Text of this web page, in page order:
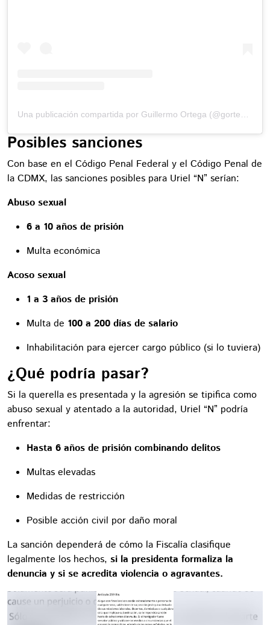
Posibles sanciones
Con base en el Código Penal Federal y el Código Penal de
la CDMX, las sanciones posibles para Uriel “N” serían:
Abuso sexual
6 a 10 años de prisión
Multa económica
Acoso sexual
1 a 3 años de prisión
Multa de 100 a 200 días de salario
Inhabilitación para ejercer cargo público (si lo tuviera)
¿Qué podría pasar?
Si la querella es presentada y la agresión se tipifica como
abuso sexual y atentado a la autoridad, Uriel “N” podría
enfrentar:
Hasta 6 años de prisión combinando delitos
Multas elevadas
Medidas de restricción
Posible acción civil por daño moral
La sanción dependerá de cómo la Fiscalía clasifique
legalmente los hechos, si la presidenta formaliza la
denuncia y si se acredita violencia o agravantes.